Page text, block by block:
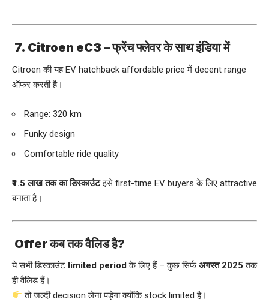
7. Citroen eC3 – फ्रेंच फ्लेवर के साथ इंडिया में
Citroen की यह EV hatchback affordable price में decent range
ऑफर करती है।
Range: 320 km
Funky design
Comfortable ride quality
₹1.5 लाख तक का डिस्काउंटइसे first-time EV buyers के लिए attractive
बनाता है।
Offer कब तक वैलिड है?
ये सभी डिस्काउंट limited periodके लिए हैं – कुछ सिर्फअगस्त 2025 तक
ही वैलिड हैं।
तो जल्दी decision लेना पड़ेगा क्योंकि stock limited है।